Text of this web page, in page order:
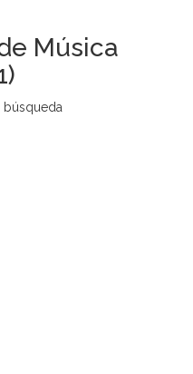
Música
búsqueda